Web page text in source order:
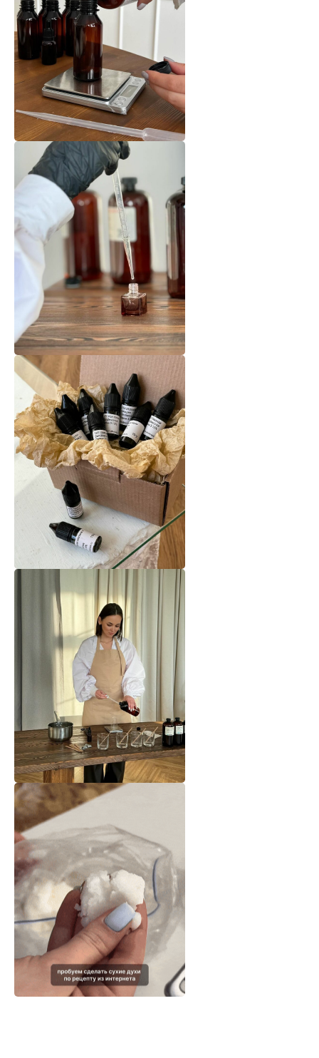
Candles Materials
Оплата
Напишите нам
Сертификаты
Опт
Доставка
Магазин качественных материалов
для свечей и диффузоров
Все права защищены
©Candles Materials 2021-2026
+7 (963) 956-02-40
Юридическая информация
Политика конфиденциальности
Договор Оферты
Разработка сайта
WhatsApp
MAX
Калькулятор
Программа лояльности
*Признан экстремистской
организацией и запрещен на
территории РФ.